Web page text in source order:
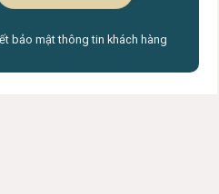
bảo mật thông tin khách hàng